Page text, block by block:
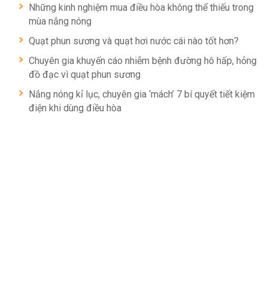
Những kinh nghiệm mua điều hòa không thể thiếu trong
mùa nắng nóng
Quạt phun sương và quạt hơi nước cái nào tốt hơn?
Chuyên gia khuyến cáo nhiễm bệnh đường hô hấp, hỏng
đồ đạc vì quạt phun sương
Nắng nóng kỉ lục, chuyên gia ‘mách’ 7 bí quyết tiết kiệm
điện khi dùng điều hòa